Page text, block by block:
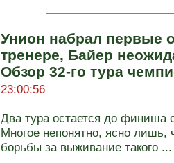
Унион набрал первые
тренере, Байер
Обзор 32-го тура
23:00:56
Два тура остается до финиша
Многое непонятно, ясно
борьбы за выживание такого ...